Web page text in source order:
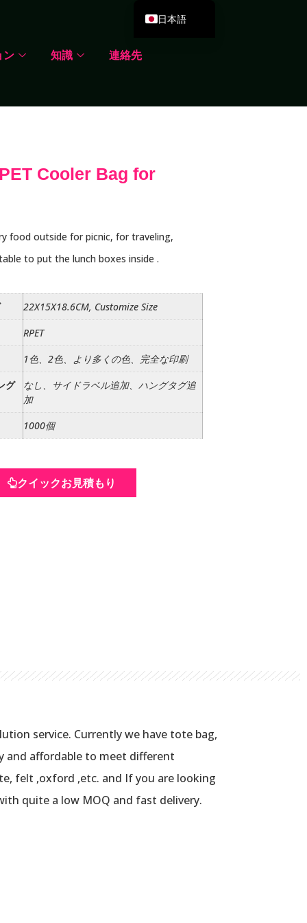
ン 知識 連絡先
Cooler Bag for
food outside for picnic, for traveling,
to put the lunch boxes inside .
22X15X18.6CM, Customize Size
RPET
1色、2色、より多くの色、完全な印刷
グ
なし、サイドラベル追加、ハングタグ追
加
1000個
クイックお見積もり
service. Currently we have tote bag,
and affordable to meet different
felt ,oxford ,etc. and If you are looking
quite a low MOQ and fast delivery.
日本語
Português
Dansk